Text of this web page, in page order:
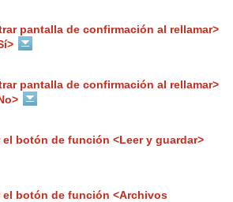
pantalla de confirmación al rellamar>
pantalla de confirmación al rellamar>
botón de función <Leer y guardar>
el botón de función <Archivos